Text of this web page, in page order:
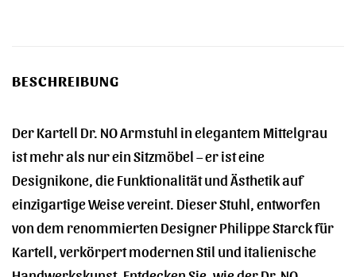
BESCHREIBUNG
Der Kartell Dr. NO Armstuhl in elegantem Mittelgrau
ist mehr als nur ein Sitzmöbel – er ist eine
Designikone, die Funktionalität und Ästhetik auf
einzigartige Weise vereint. Dieser Stuhl, entworfen
von dem renommierten Designer Philippe Starck für
Kartell, verkörpert modernen Stil und italienische